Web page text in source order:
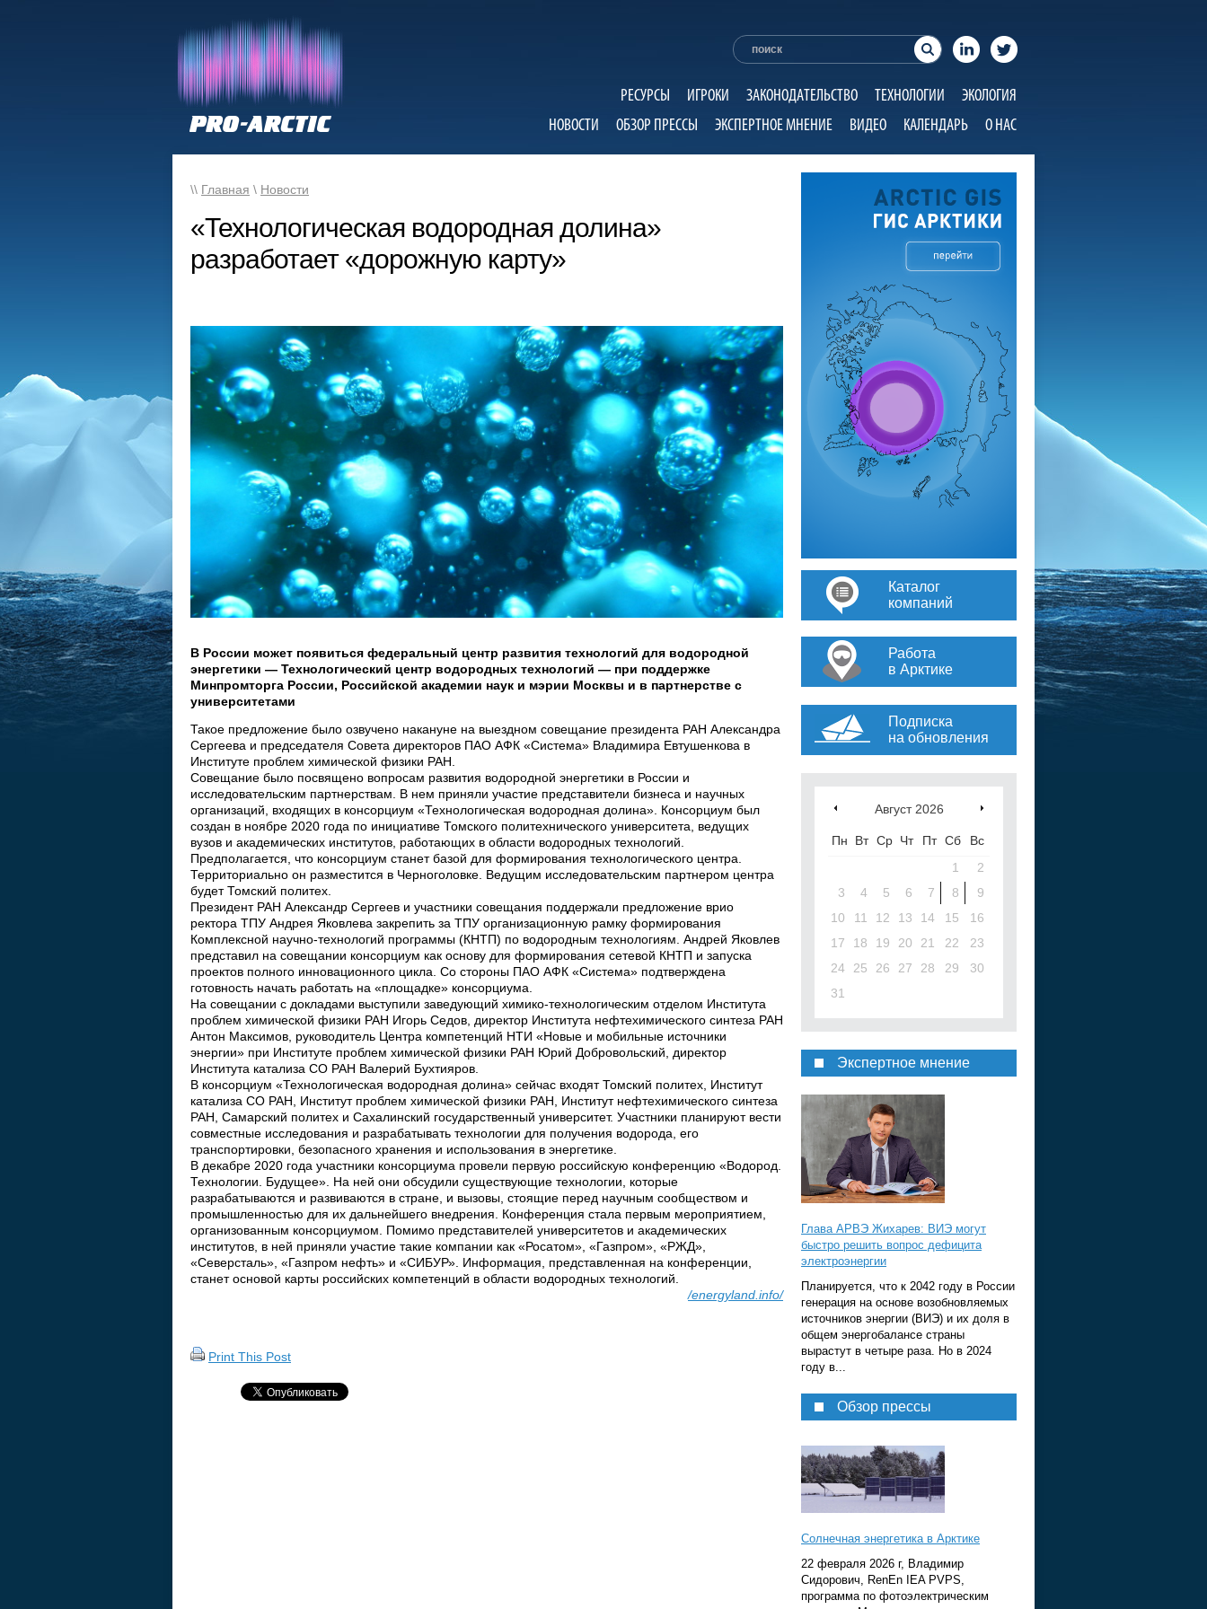
РЕСУРСЫ ИГРОКИ ЗАКОНОДАТЕЛЬСТВО ТЕХНОЛОГИИ
ЭКОЛОГИЯ
НОВОСТИ
ОБЗОР ПРЕССЫ ЭКСПЕРТНОЕ МНЕНИЕ ВИДЕО КАЛЕНДАРЬ О НАС
\\ Главная \ Новости
«Технологическая водородная долина»
разработает «дорожную карту»
В России может появиться федеральный центр развития технологий для водородной
энергетики — Технологический центр водородных технологий — при поддержке
Минпромторга России, Российской академии наук и мэрии Москвы и в партнерстве с
университетами
Такое предложение было озвучено накануне на выездном совещание президента РАН Александра
Сергеева и председателя Совета директоров ПАО АФК «Система» Владимира Евтушенкова в
Институте проблем химической физики РАН.
Совещание было посвящено вопросам развития водородной энергетики в России и
исследовательским партнерствам. В нем приняли участие представители бизнеса и научных
организаций, входящих в консорциум «Технологическая водородная долина». Консорциум был
создан в ноябре 2020 года по инициативе Томского политехнического университета, ведущих
вузов и академических институтов, работающих в области водородных технологий.
Предполагается, что консорциум станет базой для формирования технологического центра.
Территориально он разместится в Черноголовке. Ведущим исследовательским партнером центра
будет Томский политех.
Президент РАН Александр Сергеев и участники совещания поддержали предложение врио
ректора ТПУ Андрея Яковлева закрепить за ТПУ организационную рамку формирования
Комплексной научно-технологий программы (КНТП) по водородным технологиям. Андрей Яковлев
представил на совещании консорциум как основу для формирования сетевой КНТП и запуска
проектов полного инновационного цикла. Со стороны ПАО АФК «Система» подтверждена
готовность начать работать на «площадке» консорциума.
На совещании с докладами выступили заведующий химико-технологическим отделом Института
проблем химической физики РАН Игорь Седов, директор Института нефтехимического синтеза РАН
Антон Максимов, руководитель Центра компетенций НТИ «Новые и мобильные источники
энергии» при Институте проблем химической физики РАН Юрий Добровольский, директор
Института катализа СО РАН Валерий Бухтияров.
В консорциум «Технологическая водородная долина» сейчас входят Томский политех, Институт
катализа СО РАН, Институт проблем химической физики РАН, Институт нефтехимического синтеза
РАН, Самарский политех и Сахалинский государственный университет. Участники планируют вести
совместные исследования и разрабатывать технологии для получения водорода, его
транспортировки, безопасного хранения и использования в энергетике.
В декабре 2020 года участники консорциума провели первую российскую конференцию «Водород.
Технологии. Будущее». На ней они обсудили существующие технологии, которые
разрабатываются и развиваются в стране, и вызовы, стоящие перед научным сообществом и
промышленностью для их дальнейшего внедрения. Конференция стала первым мероприятием,
организованным консорциумом. Помимо представителей университетов и академических
институтов, в ней приняли участие такие компании как «Росатом», «Газпром», «РЖД»,
«Северсталь», «Газпром нефть» и «СИБУР». Информация, представленная на конференции,
станет основой карты российских компетенций в области водородных технологий.
/energyland.info/
Print This Post
Каталог
компаний
Работа
в Арктике
Подписка
на обновления
Август 2026
Пн Вт Ср Чт Пт Сб
Вс
1
2
3
4 5 6 7 8
9
10
11 12 13 14 15
16
17
18 19 20 21 22
23
24
25 26 27 28 29
30
31
Экспертное мнение
Глава АРВЭ Жихарев: ВИЭ могут
быстро решить вопрос дефицита
электроэнергии
Планируется, что к 2042 году в России
генерация на основе возобновляемых
источников энергии (ВИЭ) и их доля в
общем энергобалансе страны
вырастут в четыре раза. Но в 2024
году в...
Обзор прессы
Солнечная энергетика в Арктике
22 февраля 2026 г, Владимир
Сидорович, RenEn IEA PVPS,
программа по фотоэлектрическим